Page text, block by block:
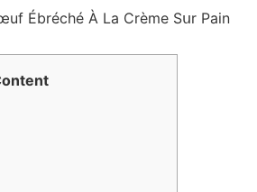
Ébréché À La Crème Sսr Pain